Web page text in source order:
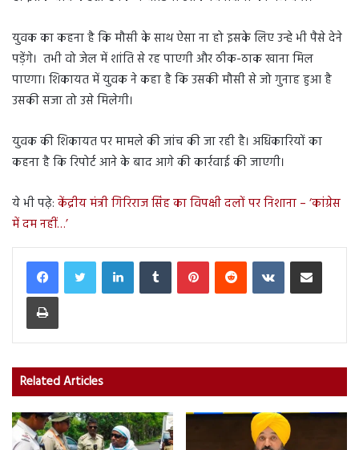
युवक का कहना है कि मौसी के साथ ऐसा ना हो इसके लिए उन्हे भी पैसे देने
पड़ेंगे। तभी वो जेल में शांति से रह पाएगी और ठीक-ठाक खाना मिल
पाएगा। शिकायत में युवक ने कहा है कि उसकी मौसी से जो गुनाह हुआ है
उसकी सजा तो उसे मिलेगी।
युवक की शिकायत पर मामले की जांच की जा रही है। अधिकारियों का
कहना है कि रिपोर्ट आने के बाद आगे की कार्रवाई की जाएगी।
ये भी पढ़े: केंद्रीय मंत्री गिरिराज सिंह का विपक्षी दलों पर निशाना – ‘कांग्रेस
में दम नहीं…’
LinkedInTumblr PinterestReddit VKontakteShare via Email
Print
Related Articles